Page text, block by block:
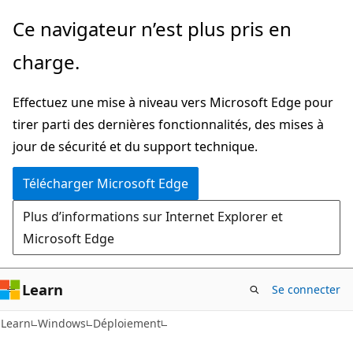
Passer
directement
au
principal
Ce navigateur n’est plus pris en
charge.
Effectuez une mise à niveau vers Microsoft Edge pour
tirer parti des dernières fonctionnalités, des mises à
jour de sécurité et du support technique.
Télécharger Microsoft Edge
Plus d’informations sur Internet Explorer et
Microsoft Edge
Learn Se connecter
Learn Windows Déploiement